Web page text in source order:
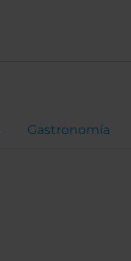
Gastronomía